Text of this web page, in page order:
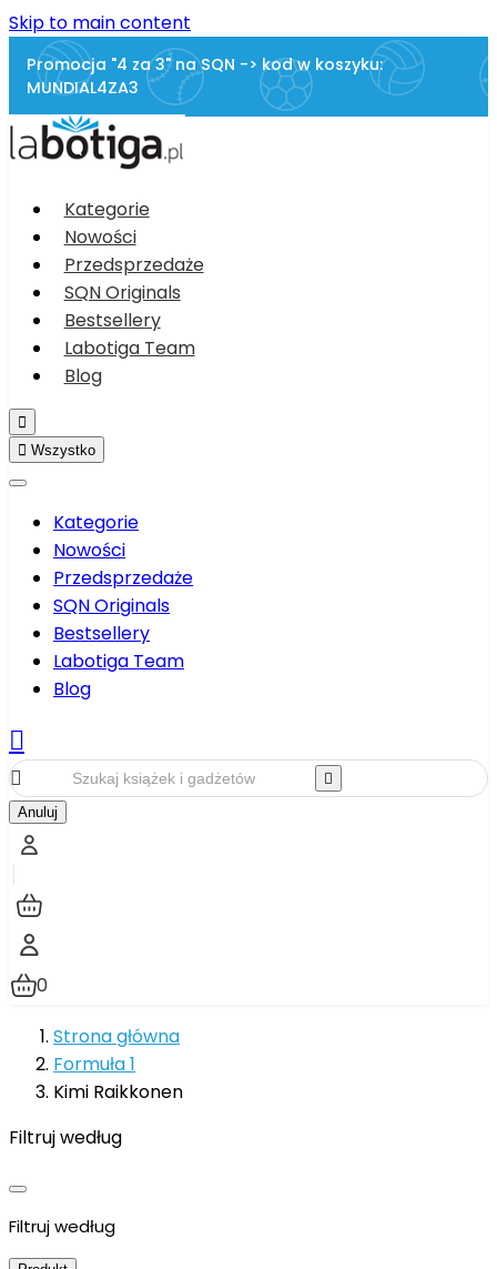
Skip to main content
Promocja "4 za 3" na SQN -> kod w koszyku:
MUNDIAL4ZA3
Kategorie
Nowości
Przedsprzedaże
SQN Originals
Bestsellery
Labotiga Team
Blog

 Wszystko
Kategorie
Nowości
Przedsprzedaże
SQN Originals
Bestsellery
Labotiga Team
Blog



Anuluj
0
Strona główna
Formuła 1
Kimi Raikkonen
Filtruj według
Filtruj według